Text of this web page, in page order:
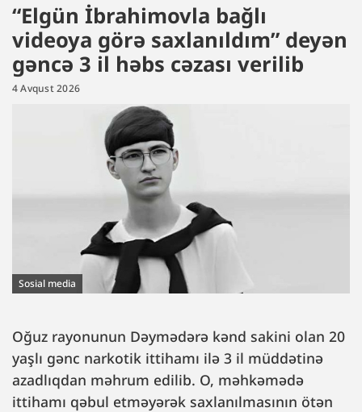
“Elgün İbrahimovla bağlı
videoya görə saxlanıldım” deyən
gəncə 3 il həbs cəzası verilib
4 Avqust 2026
Sosial media
Oğuz rayonunun Dəymədərə kənd sakini olan 20
yaşlı gənc narkotik ittihamı ilə 3 il müddətinə
azadlıqdan məhrum edilib. O, məhkəmədə
ittihamı qəbul etməyərək saxlanılmasının ötən